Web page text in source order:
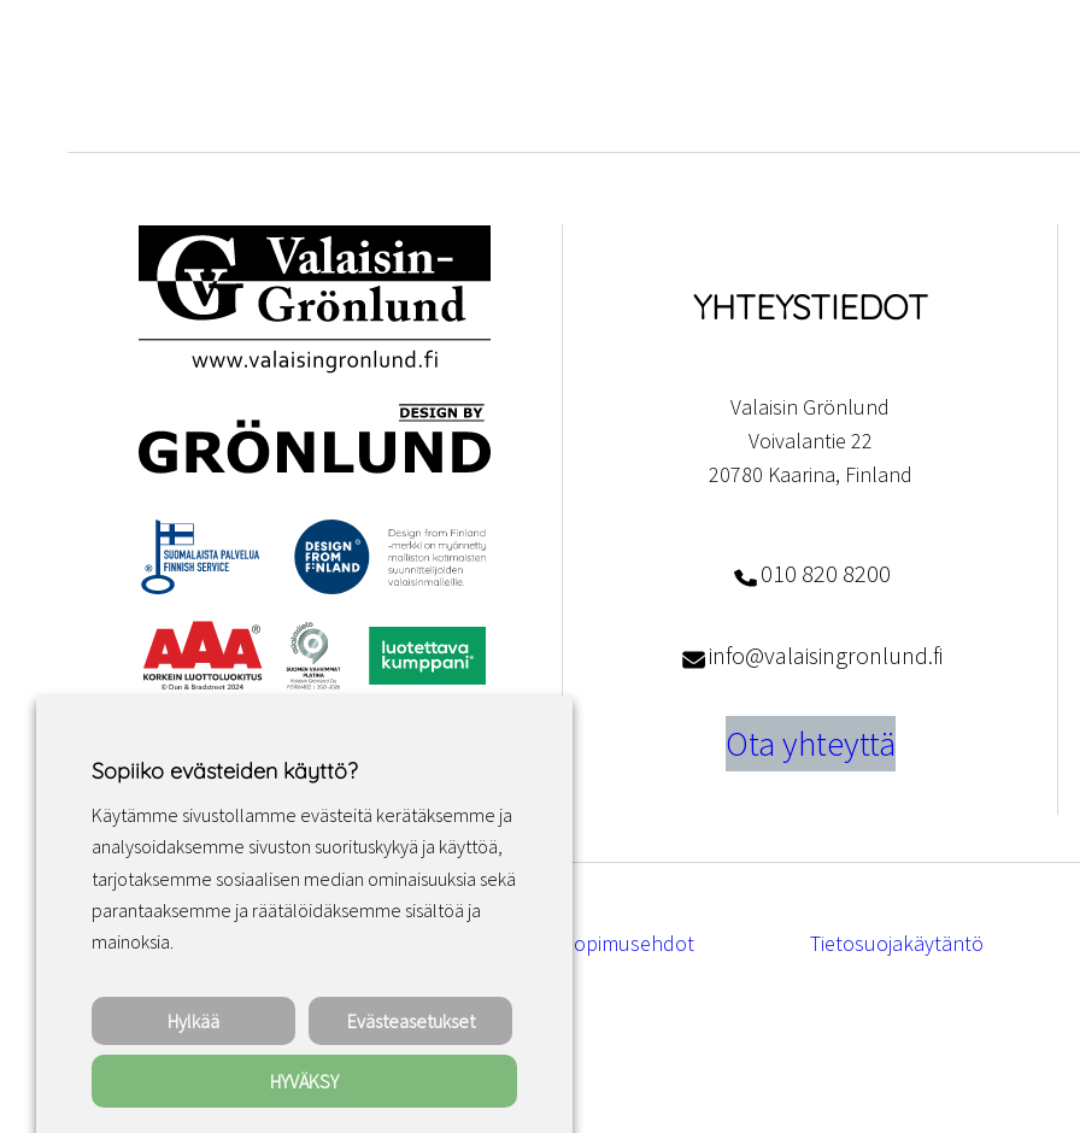
YHTEYSTIEDOT
Valaisin Grönlund
Voivalantie 22
20780 Kaarina, Finland
010 820 8200
info@valaisingronlund.fi
Ota yhteyttä
Sopimusehdot Tietosuojakäytäntö
Sopiiko evästeiden käyttö?
Käytämme sivustollamme evästeitä kerätäksemme ja
analysoidaksemme sivuston suorituskykyä ja käyttöä,
tarjotaksemme sosiaalisen median ominaisuuksia sekä
parantaaksemme ja räätälöidäksemme sisältöä ja
mainoksia.
Hylkää Evästeasetukset
HYVÄKSY